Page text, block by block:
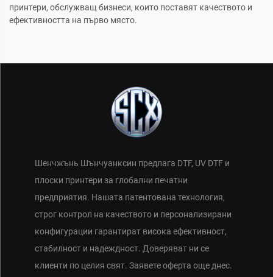
принтери, обслужващ бизнеси, които поставят качеството и
ефективността на първо място.
Шенчжънь Шънчуанксин предлага DTF, UV DTF и
плоски принтери за глобални печатни
предприятия. Нашата патентована технология,
строг контрол на качеството и персонализирани
конфигурации гарантират висока ефективност,
стабилност и надеждност. Доверяват ни се
клиенти по целия свят. Заявете оферта още днес.